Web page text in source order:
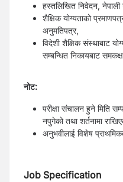
हस्तलिखित निवेदन, नेपाली
शैक्षिक योग्यताको
अनुमतिपत्र,
विदेशी शैक्षिक संस्थाबाट
सम्बन्धित निकायबाट
नोट:
परीक्षा संचालन हुने मिति
नपुगेको तथा शर्तनामा
अनुभवीलाई विशेष
Job Specification